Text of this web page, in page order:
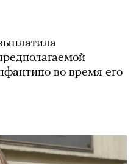
во время его